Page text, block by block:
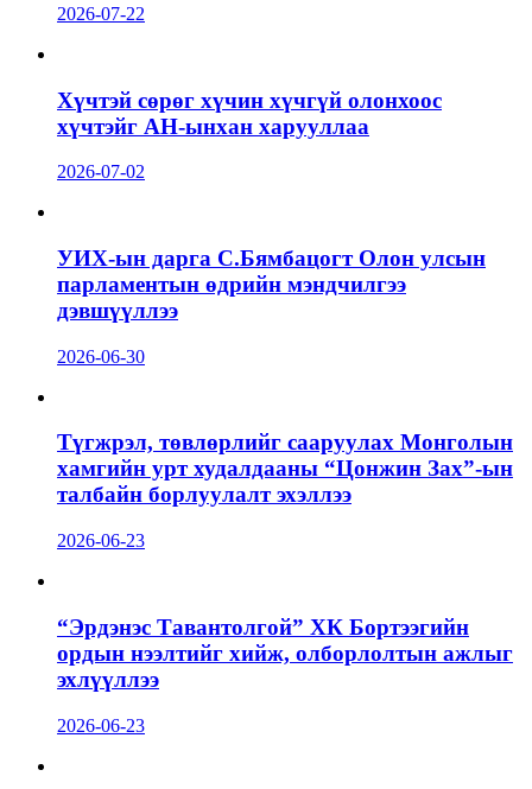
2026-07-22
Хүчтэй сөрөг хүчин хүчгүй олонхоос
хүчтэйг АН-ынхан харууллаа
2026-07-02
УИХ-ын дарга С.Бямбацогт Олон улсын
парламентын өдрийн мэндчилгээ
дэвшүүллээ
2026-06-30
Түгжрэл, төвлөрлийг сааруулах Монголын
хамгийн урт худалдааны “Цонжин Зах”-ын
талбайн борлуулалт эхэллээ
2026-06-23
“Эрдэнэс Тавантолгой” ХК Бортээгийн
ордын нээлтийг хийж, олборлолтын ажлыг
эхлүүллээ
2026-06-23